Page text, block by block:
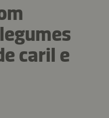
caril e